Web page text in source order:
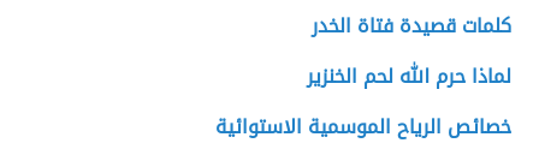
كلمات قصيدة فتاة الخدر
لماذا حرم الله لحم الخنزير
خصائص الرياح الموسمية الاستوائية